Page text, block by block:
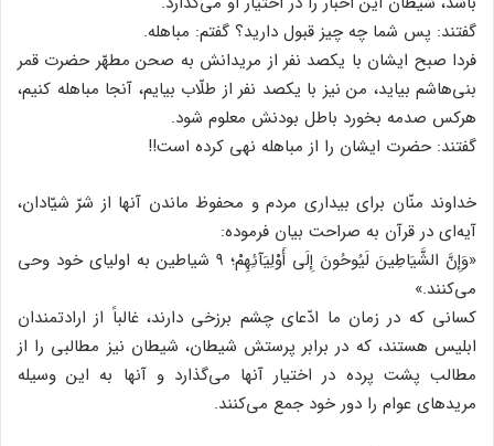
گفتند: پس شما چه چیز قبول دارید؟ گفتم: مباهله.
فردا صبح ایشان با یکصد نفر از مریدانش به صحن مطهّر حضرت قمر
بنی‌هاشم بیاید، من نیز با یکصد نفر از طلّاب بیایم، آنجا مباهله کنیم،
‌هرکس صدمه بخورد باطل بودنش معلوم شود.
گفتند: حضرت ایشان را از مباهله نهی کرده است!!
خداوند منّان برای بیداری مردم و محفوظ ماندن آنها از شرّ شیّادان،
آیه‌ای در قرآن به صراحت بیان فرموده:
«وَإِنَّ الشَّیَاطِینَ لَیُوحُونَ إِلَى أَوْلِیَآئِهِمْ؛ ۹ شیاطین به اولیای خود وحی
می‌کنند.»
کسانی که در زمان ما ادّعای چشم برزخی دارند، غالباً از ارادتمندان
ابلیس هستند، که در برابر پرستش شیطان، شیطان نیز مطالبی را از
مطالب پشت پرده در اختیار آنها می‌گذارد و آنها به این وسیله
مریدهای عوام را دور خود جمع می‌کنند.